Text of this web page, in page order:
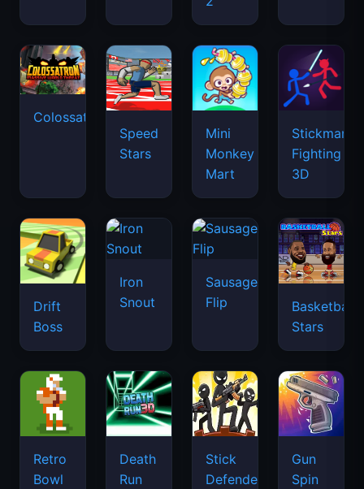
Colossatron
Speed
Stars
Mini
Monkey
Mart
Stickman
Fighting
3D
Drift
Boss
Iron
Snout
Sausage
Flip
Basketball
Stars
Retro
Bowl
Death
Run
Stick
Defenders
Gun
Spin